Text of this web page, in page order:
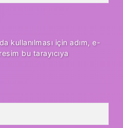
kullanılması için adım, e-
bu tarayıcıya